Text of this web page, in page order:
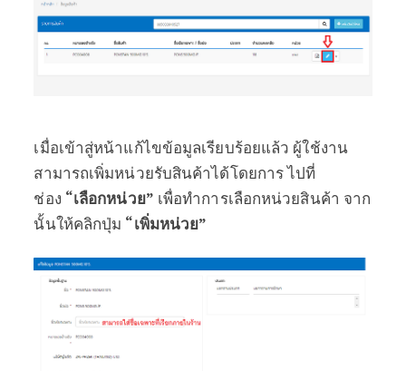
เมื่อเข้าสู่หน้าแก้ไขข้อมูลเรียบร้อยแล้ว ผู้ใช้งาน
สามารถเพิ่มหน่วยรับสินค้าได้โดยการ ไปที่
ช่อง “เลือกหน่วย” เพื่อทำการเลือกหน่วยสินค้า จาก
นั้นให้คลิกปุ่ม “เพิ่มหน่วย”